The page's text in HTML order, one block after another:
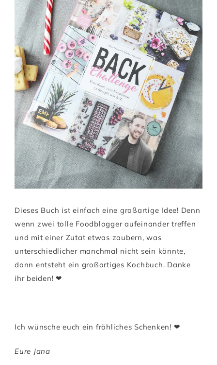
Dieses Buch ist einfach eine großartige Idee! Denn
wenn zwei tolle Foodblogger aufeinander treffen
und mit einer Zutat etwas zaubern, was
unterschiedlicher manchmal nicht sein könnte,
dann entsteht ein großartiges Kochbuch. Danke
ihr beiden! ❤
Ich wünsche euch ein fröhliches Schenken! ❤
Eure Jana